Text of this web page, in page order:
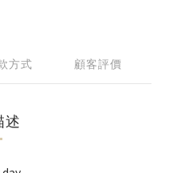
方式 顧客評價
述